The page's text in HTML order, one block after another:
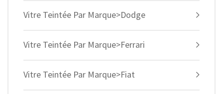
Vitre Teintée Par Marque>Dodge
Vitre Teintée Par Marque>Ferrari
Vitre Teintée Par Marque>Fiat